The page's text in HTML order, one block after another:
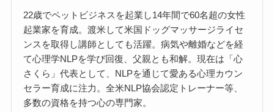
22歳でペットビジネスを起業し14年間で60名超の女性
起業家を育成。渡米して米国ドッグマッサージライセ
ンスを取得し講師としても活躍。病気や離婚などを経
て心理学NLPを学び回復、父親とも和解。現在は「心
さくら」代表として、NLPを通じて愛ある心理カウン
セラー育成に注力。全米NLP協会認定トレーナー等、
多数の資格を持つ心の専門家。